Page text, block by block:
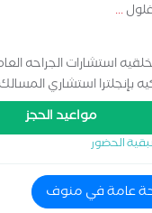
...
استشارات الجراحه
بإنجلترا استشاري
التحكم بالبول و البراز
مواعيد الحجز
الحضور
عامة في منوف